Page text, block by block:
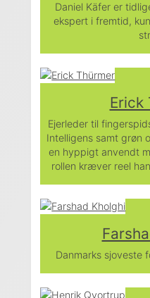
Daniel Käfer er
ekspert i fremtid,
Erick
Ejerleder til
Intelligens samt grøn
en hyppigt anvendt
rollen kræver reel
Danmarks sjoveste